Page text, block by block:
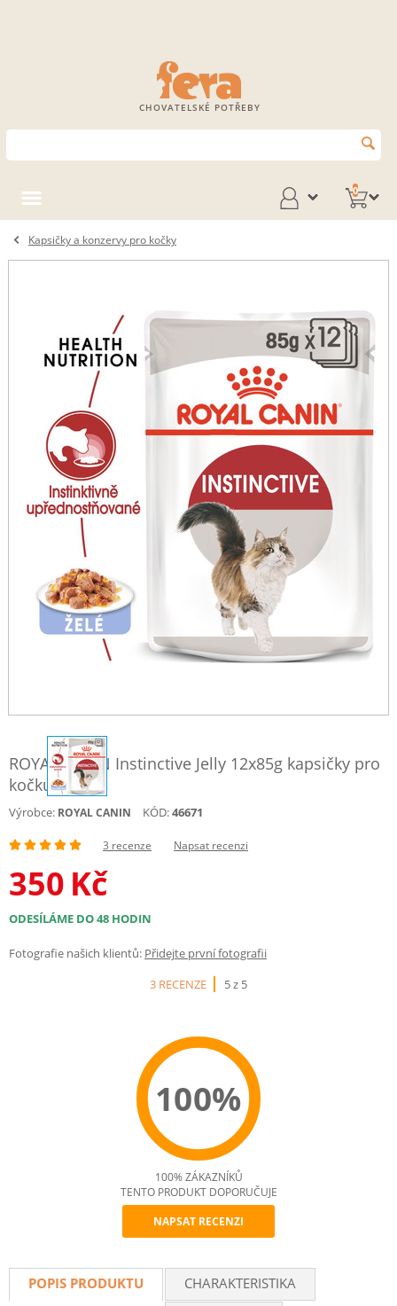
CHOVATELSKÉ POTŘEBY
0
Kapsičky a konzervy pro kočky
ROYAL CANIN Instinctive Jelly 12x85g kapsičky pro
kočku v želé
Výrobce: ROYAL CANIN KÓD:46671
3 recenze Napsat recenzi
350 Kč
ODESÍLÁME DO 48 HODIN
Fotografie našich klientů: Přidejte první fotografii
3 RECENZE
5 z 5
100%
Recommend
100% ZÁKAZNÍKŮ
TENTO PRODUKT DOPORUČUJE
NAPSAT RECENZI
POPIS PRODUKTU
CHARAKTERISTIKA